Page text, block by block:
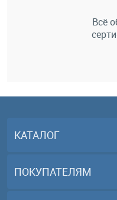
Всё
КАТАЛОГ
ПОКУПАТЕЛЯМ